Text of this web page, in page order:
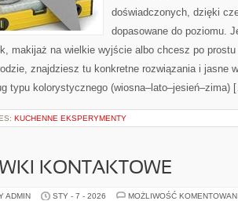
doświadczonych, dzięki
dopasowane do poziomu.
makijaż na wielkie wyjście albo chcesz po prostu
znajdziesz tu konkretne rozwiązania i jasne
typu kolorystycznego (wiosna–lato–jesień–zima)
KUCHENNE EKSPERYMENTY
KONTAKTOWE
ADMIN STY - 7 - 2026 MOŻLIWOŚĆ